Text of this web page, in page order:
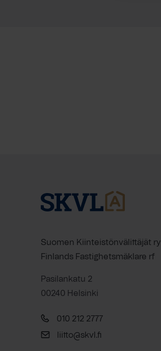
Suomen Kiinteistönvälittäjät ry
Finlands Fastighetsmäklare rf
Pasilankatu 2
00240 Helsinki
010 212 2777
liitto@skvl.fi